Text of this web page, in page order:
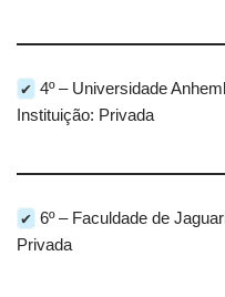
✔ 4º – Universidade
Instituição: Privada
✔ 6º – Faculdade de
Privada